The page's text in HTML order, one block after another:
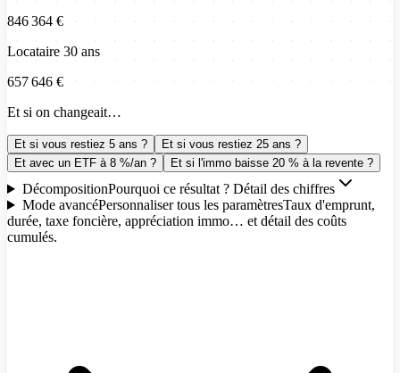
846 364 €
Locataire 30 ans
657 646 €
Et si on changeait…
Et si vous restiez 5 ans ?
Et si vous restiez 25 ans ?
Et avec un ETF à 8 %/an ?
Et si l'immo baisse 20 % à la revente ?
DécompositionPourquoi ce résultat ? Détail des chiffres
Mode avancéPersonnaliser tous les paramètresTaux d'emprunt,
durée, taxe foncière, appréciation immo… et détail des coûts
cumulés.